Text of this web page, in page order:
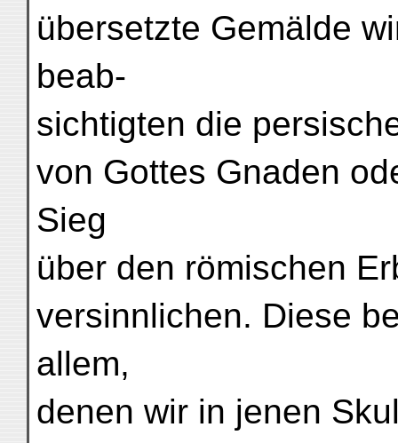
übersetzte Gemälde
beab-
sichtigten die
von Gottes Gnaden
Sieg
über den römischen
versinnlichen. Diese
allem,
denen wir in jenen